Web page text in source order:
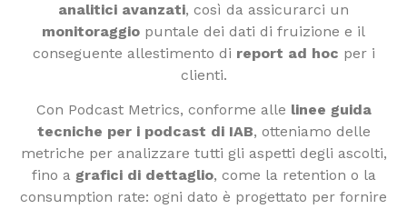
analitici avanzati, così da assicurarci un
monitoraggio puntale dei dati di fruizione e il
conseguente allestimento di report ad hoc per i
clienti.
Con Podcast Metrics, conforme alle linee guida
tecniche per i podcast di IAB, otteniamo delle
metriche per analizzare tutti gli aspetti degli ascolti,
fino a grafici di dettaglio, come la retention o la
consumption rate: ogni dato è progettato per fornire